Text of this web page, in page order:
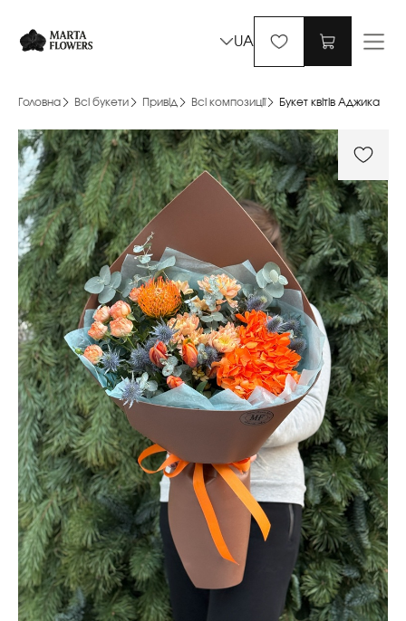
UA
Головна Всі букети Привід Всі композиції Букет квітів Аджика